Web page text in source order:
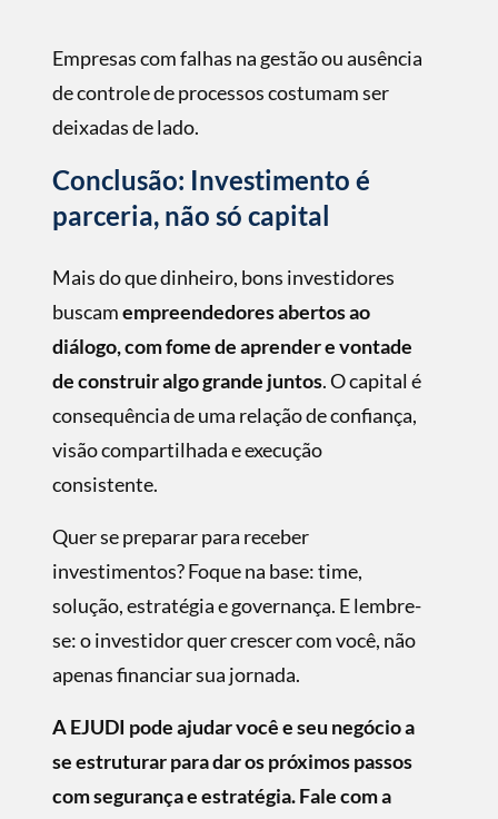
Empresas com falhas na gestão ou ausência
de controle de processos costumam ser
deixadas de lado.
Conclusão: Investimento é
parceria, não só capital
Mais do que dinheiro, bons investidores
buscamempreendedores abertos ao
diálogo, com fome de aprender e vontade
de construir algo grande juntos. O capital é
consequência de uma relação de conﬁança,
visão compartilhada e execução
consistente.
Quer se preparar para receber
investimentos? Foque na base: time,
solução, estratégia e governança. E lembre-
se: o investidor quer crescer com você, não
apenas ﬁnanciar sua jornada.
A EJUDI pode ajudar você e seu negócio a
se estruturar para dar os próximos passos
com segurança e estratégia. Fale com a